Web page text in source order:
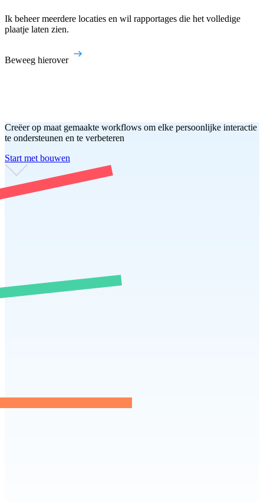
Ik beheer meerdere locaties en wil rapportages die het volledige
plaatje laten zien.
Beweeg hierover
Creëer op maat gemaakte workflows om elke persoonlijke interactie
te ondersteunen en te verbeteren
Start met bouwen